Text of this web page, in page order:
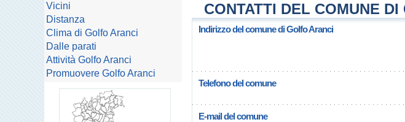
CONTATTI DEL COMUNE
Indirizzo del comune di Golfo Aranci
Telefono del comune
E-mail del comune
Vicini
Distanza
Clima di Golfo Aranci
Dalle parati
Attività Golfo Aranci
Promuovere Golfo Aranci